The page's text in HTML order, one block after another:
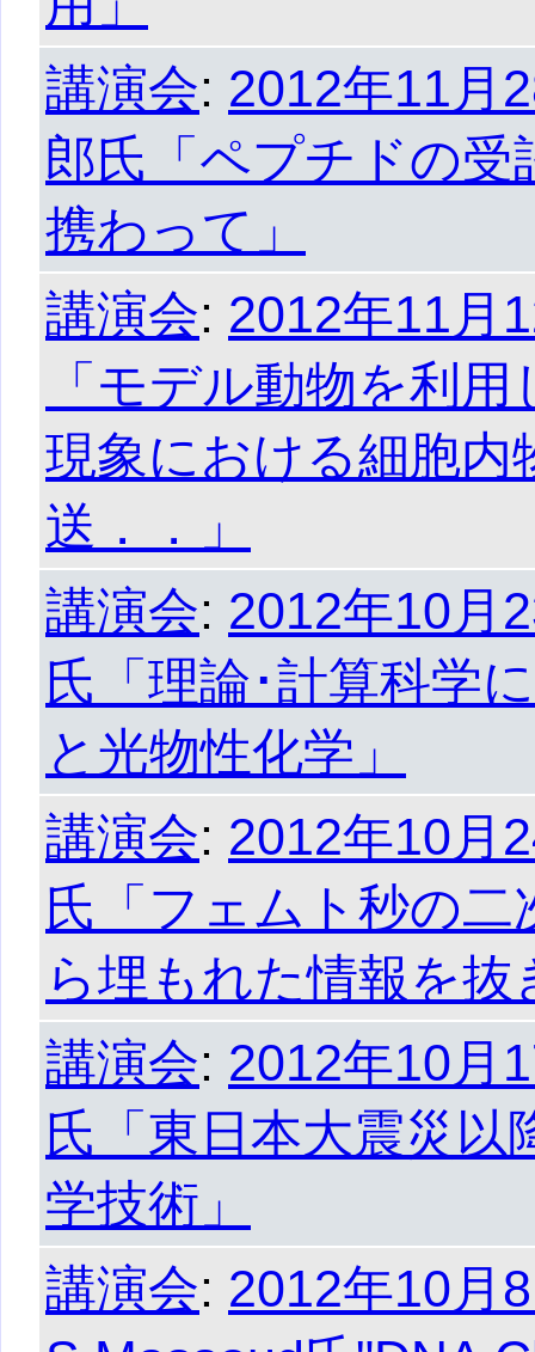
講演会: 2012年11月
郎氏「ペプチドの受
携わって」
講演会: 2012年11月
「モデル動物を利
現象における細胞内
送．．」
講演会: 2012年10月
氏「理論･計算科学
と光物性化学」
講演会: 2012年10月
氏「フェムト秒の二
ら埋もれた情報を抜
講演会: 2012年10月
氏「東日本大震災以
学技術」
講演会: 2012年10月